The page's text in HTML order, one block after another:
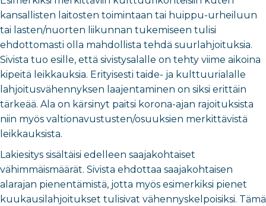
kansallisten laitosten toimintaan tai huippu-urheiluun
tai lasten/nuorten liikunnan tukemiseen tulisi
ehdottomasti olla mahdollista tehdä suurlahjoituksia.
Sivista tuo esille, että sivistysalalle on tehty viime aikoina
kipeitä leikkauksia. Erityisesti taide- ja kulttuurialalle
lahjoitusvähennyksen laajentaminen on siksi erittäin
tärkeää. Ala on kärsinyt paitsi korona-ajan rajoituksista
niin myös valtionavustusten/osuuksien merkittävistä
leikkauksista.
Lakiesitys sisältäisi edelleen saajakohtaiset
vähimmäismäärät. Sivista ehdottaa saajakohtaisen
alarajan pienentämistä, jotta myös esimerkiksi pienet
kuukausilahjoitukset tulisivat vähennyskelpoisiksi. Tämä